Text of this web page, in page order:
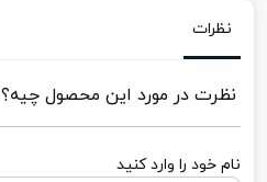
نظرات
نظرت در مورد این محصول چیه؟
نام خود را وارد کنید